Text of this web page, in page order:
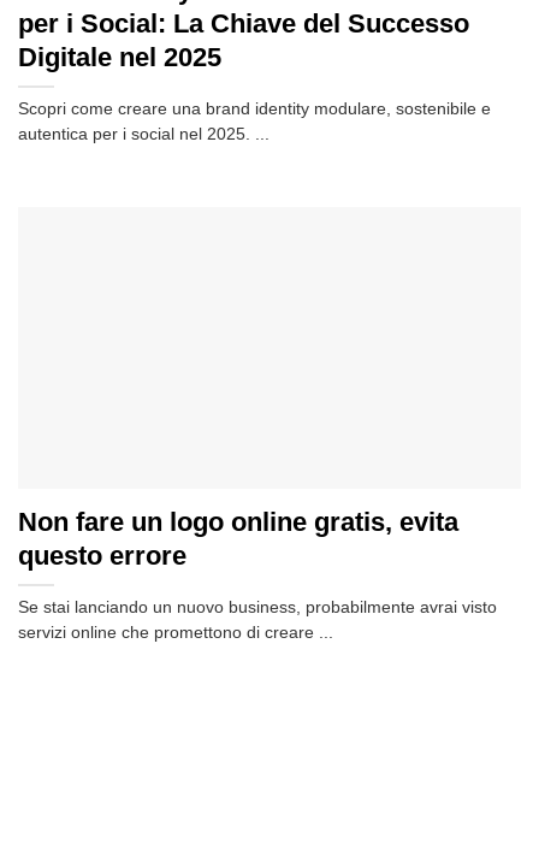
per i Social: La Chiave del Successo
Digitale nel 2025
Scopri come creare una brand identity modulare, sostenibile e
autentica per i social nel 2025. ...
Non fare un logo online gratis, evita
questo errore
Se stai lanciando un nuovo business, probabilmente avrai visto
servizi online che promettono di creare ...